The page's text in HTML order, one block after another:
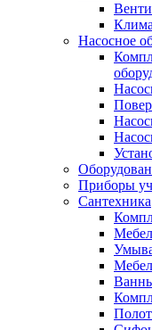
Насосное
Приборы
Сантехника